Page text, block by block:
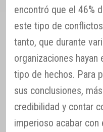
encontró que el 46%
este tipo de
tanto, que durante
organizaciones
tipo de hechos. Para
sus conclusiones,
credibilidad y contar
imperioso acabar con